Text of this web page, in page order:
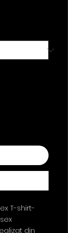
T-shirt-
din